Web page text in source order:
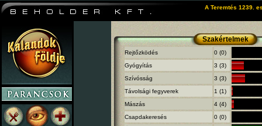
A Teremtés 1239.
Szakértelmek
Rejtőzködés
0 (0)
Gyógyítás
3 (3)
Szívósság
3 (3)
Távolsági fegyverek
1 (1)
Mászás
4 (4)
Csapdakeresés
0 (0)